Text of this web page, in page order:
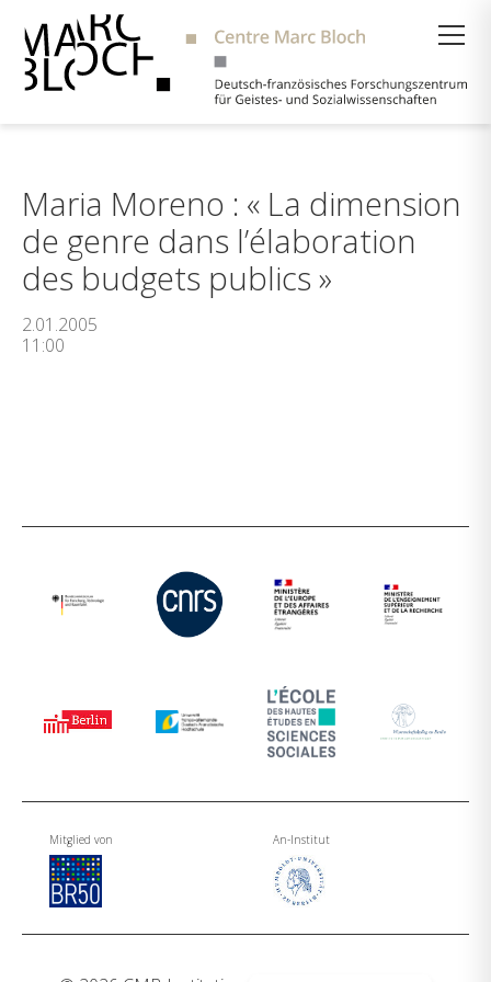
Maria Moreno : « La dimension
de genre dans l’élaboration
des budgets publics »
2.01.2005
11:00
Mitglied von An-Institut